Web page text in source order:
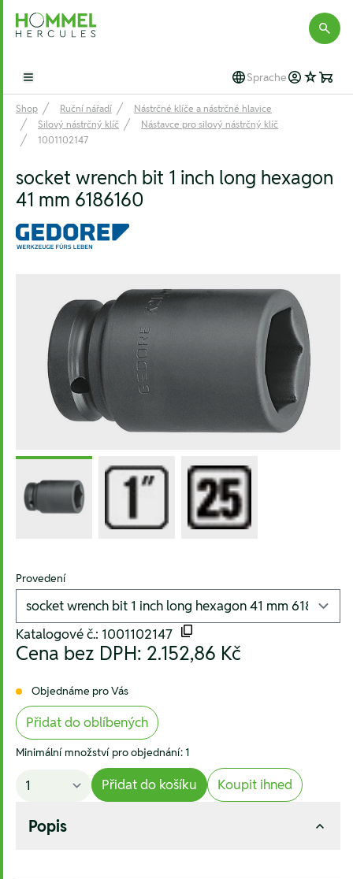
Hommel Hercules
Open main menu Sprache
Shop Ruční nářadí
Nástrčné klíče a nástrčné hlavice
Silový nástrčný klíč
Nástavce pro silový nástrčný klíč
1001102147
socket wrench bit 1 inch long hexagon
41 mm 6186160
Provedení
Katalogové č.: 1001102147
Cena bez DPH: 2.152,86 Kč
Objednáme pro Vás
Přidat do oblíbených
Minimální množství pro objednání: 1
Přidat do košíku Koupit ihned
Popis